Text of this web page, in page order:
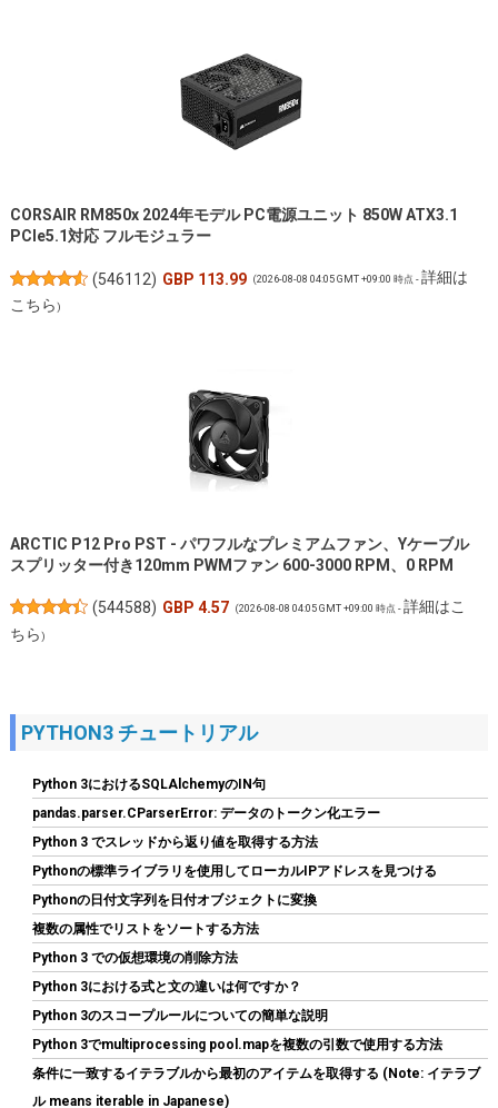
CORSAIR RM850x 2024年モデル PC電源ユニット 850W ATX3.1
PCIe5.1対応 フルモジュラー
(546112) GBP 113.99 (2026-08-08 04:05 GMT +09:00 時点 -詳細は
こちら)
ARCTIC P12 Pro PST - パワフルなプレミアムファン、Yケーブル
スプリッター付き120mm PWMファン 600-3000 RPM、0 RPM
(544588) GBP 4.57 (2026-08-08 04:05 GMT +09:00 時点 -詳細はこ
ちら)
TEAMGROUP (旧称 Team) T-FORCE DELTA RGB DDR5 6000MHz
32GB (16GBx2枚) CL38 PC5-48000 デスクトップ用 メモリ ホワ
イト Intel XMP3.0 / AMD EXPO 両対応【TEAMジャパン 国内正規
品・メーカー無期限保証】FF4D532G6000HC38ADC01
(54583) GBP 369.50 (2026-08-08 04:05 GMT +09:00 時点 - 詳細は
こちら
PYTHON3 チュートリアル
Python 3におけるSQLAlchemyのIN句
pandas.parser.CParserError: データのトークン化エラー
Python 3 でスレッドから返り値を取得する方法
Pythonの標準ライブラリを使用してローカルIPアドレスを見つける
Pythonの日付文字列を日付オブジェクトに変換
複数の属性でリストをソートする方法
Python 3 での仮想環境の削除方法
Python 3における式と文の違いは何ですか？
Python 3のスコープルールについての簡単な説明
Python 3でmultiprocessing pool.mapを複数の引数で使用する方法
条件に一致するイテラブルから最初のアイテムを取得する (Note: イテラブ
ル means iterable in Japanese)